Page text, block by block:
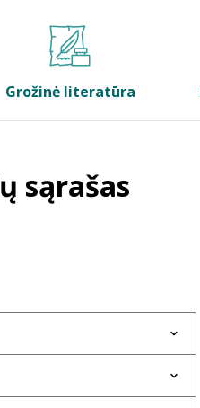
Grožinė literatūra
sąrašas